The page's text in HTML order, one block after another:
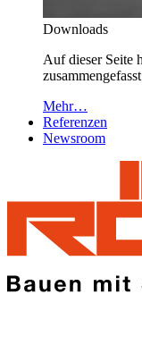
Downloads
Auf dieser Seite
Mehr…
Referenzen
Newsroom